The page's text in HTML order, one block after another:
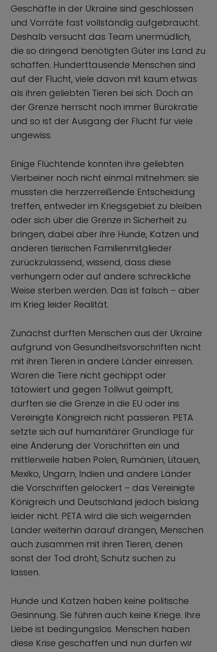
Geschäfte in der Ukraine sind geschlossen
und Vorräte fast vollständig aufgebraucht.
Deshalb versucht das Team unermüdlich,
die so dringend benötigten Güter ins Land zu
schaffen. Hunderttausende Menschen sind
auf der Flucht, viele davon mit kaum etwas
als ihren geliebten Tieren bei sich. Doch an
der Grenze herrscht noch immer Bürokratie
und so ist der Ausgang der Flucht für viele
ungewiss.
Einige Flüchtende konnten ihre geliebten
Vierbeiner noch nicht einmal mitnehmen: sie
mussten die herzzerreißende Entscheidung
treffen, entweder im Kriegsgebiet zu bleiben
oder sich über die Grenze in Sicherheit zu
bringen, dabei aber ihre Hunde, Katzen und
anderen tierischen Familienmitglieder
zurückzulassend, wissend, dass diese
verhungern oder auf andere schreckliche
Weise sterben werden. Das ist falsch – aber
im Krieg leider Realität.
Zunächst durften Menschen aus der Ukraine
aufgrund von Gesundheitsvorschriften nicht
mit ihren Tieren in andere Länder einreisen.
Waren die Tiere nicht gechippt oder
tätowiert und gegen Tollwut geimpft,
durften sie die Grenze in die EU oder ins
Vereinigte Königreich nicht passieren. PETA
setzte sich auf humanitärer Grundlage für
eine Änderung der Vorschriften ein und
mittlerweile haben Polen, Rumänien, Litauen,
Mexiko, Ungarn, Indien und andere Länder
die Vorschriften gelockert – das Vereinigte
Königreich und Deutschland jedoch bislang
leider nicht. PETA wird die sich weigernden
Länder weiterhin darauf drängen, Menschen
auch zusammen mit ihren Tieren, denen
sonst der Tod droht, Schutz suchen zu
lassen.
Hunde und Katzen haben keine politische
Gesinnung. Sie führen auch keine Kriege. Ihre
Liebe ist bedingungslos. Menschen haben
diese Krise geschaffen und nun dürfen wir